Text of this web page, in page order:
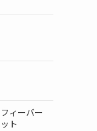
ィーバー
ト